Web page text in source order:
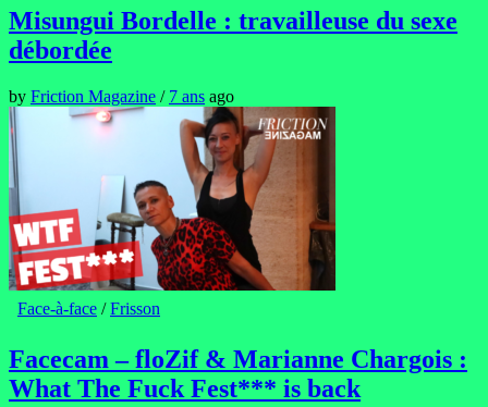
Misungui Bordelle : travailleuse du sexe
débordée
by Friction Magazine / 7 ans ago
Face-à-face /Frisson
Facecam – floZif & Marianne Chargois :
What The Fuck Fest*** is back